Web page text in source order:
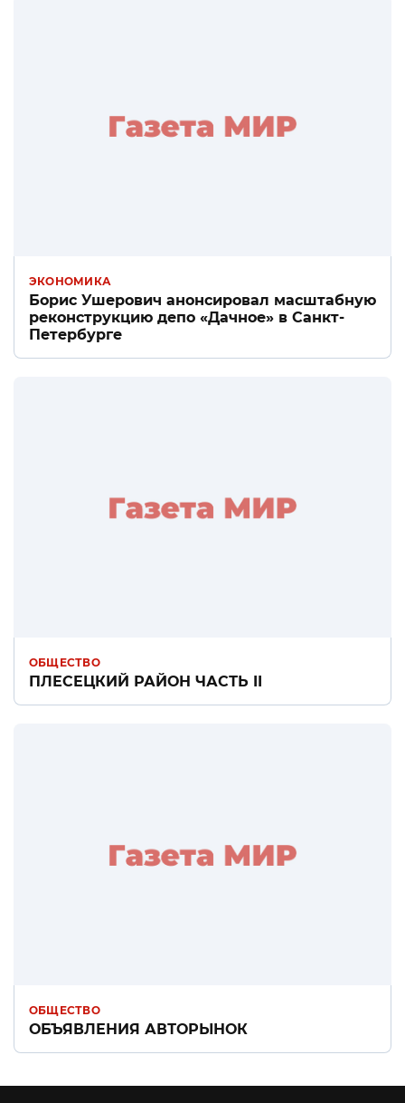
ЭКОНОМИКА
Борис Ушерович анонсировал масштабную
реконструкцию депо «Дачное» в Санкт-
Петербурге
ОБЩЕСТВО
ПЛЕСЕЦКИЙ РАЙОН ЧАСТЬ II
ОБЩЕСТВО
ОБЪЯВЛЕНИЯ АВТОРЫНОК